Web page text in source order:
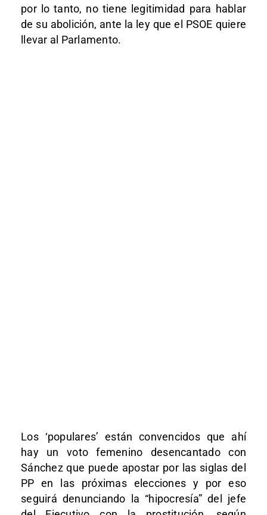
por lo tanto, no tiene legitimidad para hablar
de su abolición, ante la ley que el PSOE quiere
llevar al Parlamento.
Los ‘populares’ están convencidos que ahí
hay un voto femenino desencantado con
Sánchez que puede apostar por las siglas del
PP en las próximas elecciones y por eso
seguirá denunciando la “hipocresía” del jefe